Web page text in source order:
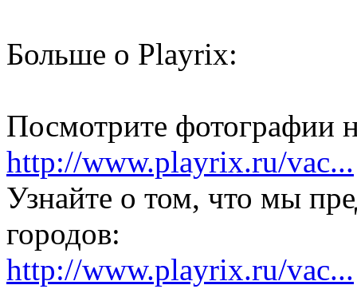
Больше о Playrix:
Посмотрите фотографии
http://www.playrix.ru/vac...
Узнайте о том, что мы
городов:
http://www.playrix.ru/vac...